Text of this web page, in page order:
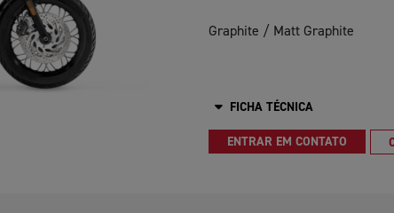
Graphite / Matt Graphite
FICHA TÉCNICA
ENTRAR EM CONTATO